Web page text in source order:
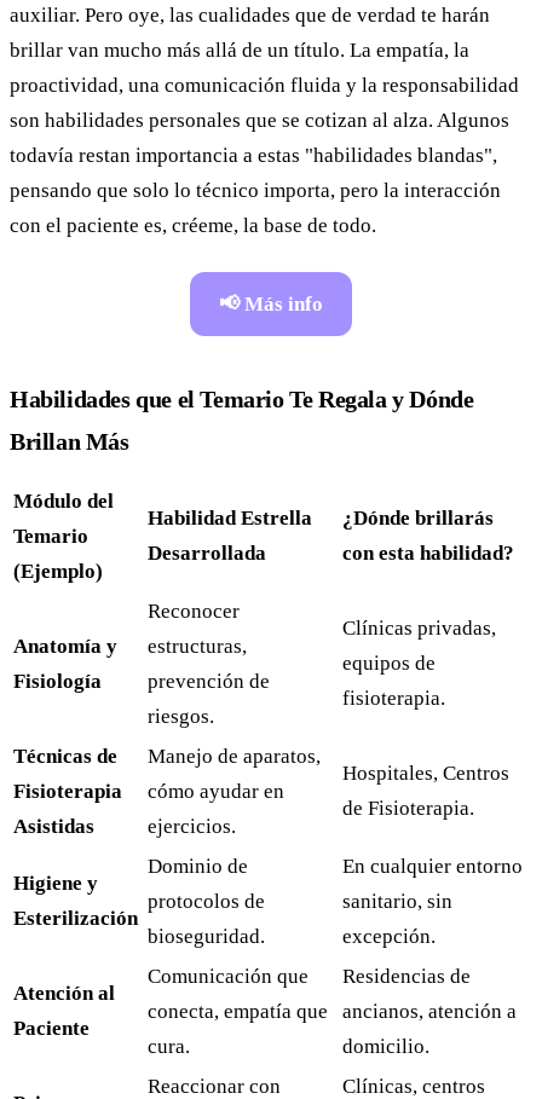
auxiliar. Pero oye, las cualidades que de verdad te harán
brillar van mucho más allá de un título. La empatía, la
proactividad, una comunicación fluida y la responsabilidad
son habilidades personales que se cotizan al alza. Algunos
todavía restan importancia a estas "habilidades blandas",
pensando que solo lo técnico importa, pero la interacción
con el paciente es, créeme, la base de todo.
📢 Más info
Habilidades que el Temario Te Regala y Dónde
Brillan Más
Módulo del
Temario
(Ejemplo)
Habilidad Estrella
Desarrollada
¿Dónde brillarás
con esta habilidad?
Anatomía y
Fisiología
Reconocer
estructuras,
prevención de
riesgos.
Clínicas privadas,
equipos de
fisioterapia.
Técnicas de
Fisioterapia
Asistidas
Manejo de aparatos,
cómo ayudar en
ejercicios.
Hospitales, Centros
de Fisioterapia.
Higiene y
Esterilización
Dominio de
protocolos de
bioseguridad.
En cualquier entorno
sanitario, sin
excepción.
Atención al
Paciente
Comunicación que
conecta, empatía que
cura.
Residencias de
ancianos, atención a
domicilio.
Reaccionar con Clínicas, centros